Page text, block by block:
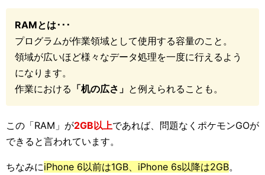
RAMとは･･･
プログラムが作業領域として使用する容量のこと。
領域が広いほど様々なデータ処理を一度に行えるよう
になります。
作業における 「机の広さ」 と例えられることも。
この「RAM」が2GB以上であれば、問題なくポケモンGOが
できると言われています。
ちなみにiPhone 6以前は1GB、iPhone 6s以降は2GB。